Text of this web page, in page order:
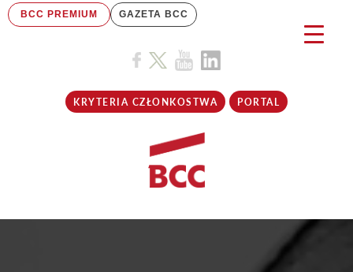
BCC PREMIUM GAZETA BCC
KRYTERIA CZŁONKOSTWA PORTAL